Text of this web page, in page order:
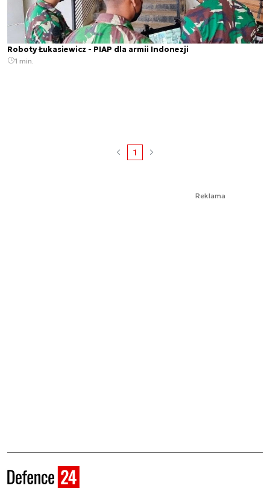
Roboty Łukasiewicz - PIAP dla armii Indonezji
1 min.
1
Reklama